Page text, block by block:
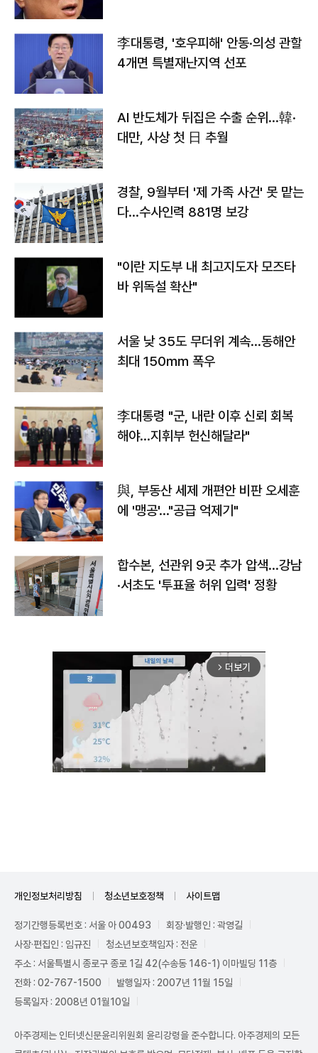
李대통령, '호우피해' 안동·의성 관할
4개면 특별재난지역 선포
AI 반도체가 뒤집은 수출 순위…韓·
대만, 사상 첫 日 추월
경찰, 9월부터 '제 가족 사건' 못 맡는
다…수사인력 881명 보강
"이란 지도부 내 최고지도자 모즈타
바 위독설 확산"
서울 낮 35도 무더위 계속…동해안
최대 150㎜ 폭우
李대통령 "군, 내란 이후 신뢰 회복
해야…지휘부 헌신해달라"
與, 부동산 세제 개편안 비판 오세훈
에 '맹공'…"공급 억제기"
합수본, 선관위 9곳 추가 압색…강남
·서초도 '투표율 허위 입력' 정황
arrow_forward_ios 더보기
개인정보처리방침 청소년보호정책 사이트맵
정기간행등록번호 : 서울 아 00493
회장·발행인 : 곽영길
사장·편집인 : 임규진
청소년보호책임자 : 전운
주소 : 서울특별시 종로구 종로 1길 42(수송동 146-1) 이마빌딩 11층
전화 : 02-767-1500
발행일자 : 2007년 11월 15일
등록일자 : 2008년 01월10일
아주경제는 인터넷신문윤리위원회 윤리강령을 준수합니다. 아주경제의 모든